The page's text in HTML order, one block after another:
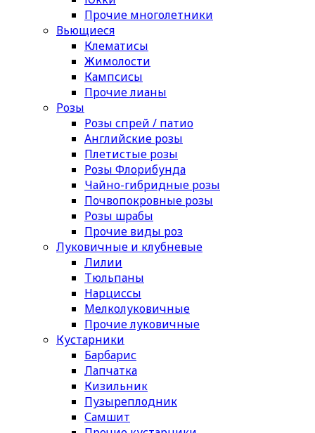
Прочие многолетники
Вьющиеся
Клематисы
Жимолости
Кампсисы
Прочие лианы
Розы
Розы спрей / патио
Английские розы
Плетистые розы
Розы Флорибунда
Чайно-гибридные розы
Почвопокровные розы
Розы шрабы
Прочие виды роз
Луковичные и клубневые
Лилии
Тюльпаны
Нарциссы
Мелколуковичные
Прочие луковичные
Кустарники
Барбарис
Лапчатка
Кизильник
Пузыреплодник
Самшит